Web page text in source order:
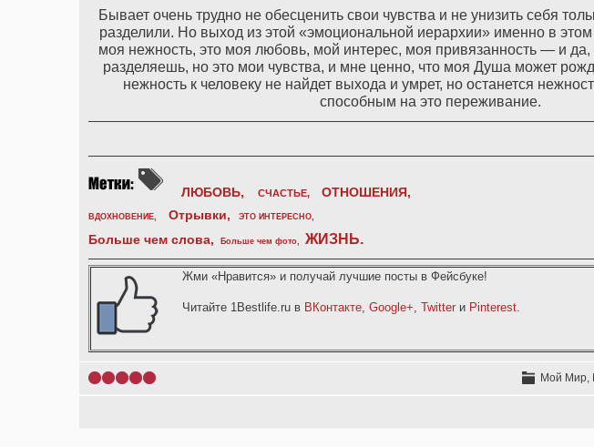
Бывает очень трудно не обесценить свои чувства и не унизить себя
разделили. Но выход из этой «эмоциональной иерархии» именно в
моя нежность, это моя любовь, мой интерес, моя привязанность — и
разделяешь, но это мои чувства, и мне ценно, что моя Душа может
нежность к человеку не найдет выхода и умрет, но останется
способным на это переживание.
ЛЮБОВЬ, СЧАСТЬЕ, ОТНОШЕНИЯ,
ВДОХНОВЕНИЕ, Отрывки, ЭТО ИНТЕРЕСНО,
Больше чем слова, Больше чем фото, ЖИЗНЬ.
Жми «Нравится» и получай лучшие посты в Фейсбуке!
Читайте 1Bestlife.ru в ВКонтакте, Google+, Twitter и Pinterest.
1 2 3 4 Мой Мир,